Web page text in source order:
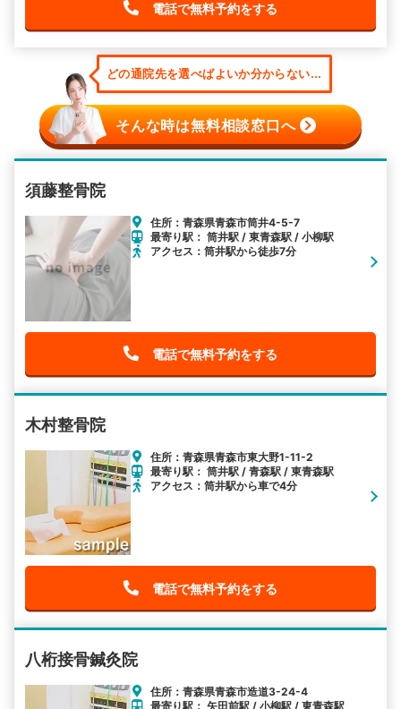
電話で無料予約をする
どの通院先を選べばよいか分からない...
そんな時は無料相談窓口へ
須藤整骨院
住所：青森県青森市筒井4-5-7
最寄り駅： 筒井駅 / 東青森駅 / 小柳駅
アクセス：筒井駅から徒歩7分
電話で無料予約をする
木村整骨院
住所：青森県青森市東大野1-11-2
最寄り駅： 筒井駅 / 青森駅 / 東青森駅
アクセス：筒井駅から車で4分
電話で無料予約をする
八桁接骨鍼灸院
住所：青森県青森市造道3-24-4
最寄り駅： 矢田前駅 / 小柳駅 / 東青森駅